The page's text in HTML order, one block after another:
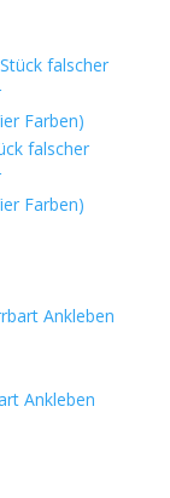
falscher
Farben)
Ankleben